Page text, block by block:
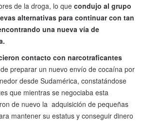
de la droga, lo que condujo al grupo
alternativas para continuar con tan
una nueva vía de
contacto con narcotraficantes
preparar un nuevo envío de cocaína por
desde Sudamérica, constatándose
que mientras se negociaba esta
de nuevo la adquisición de pequeñas
mantener su estatus y conseguir dinero